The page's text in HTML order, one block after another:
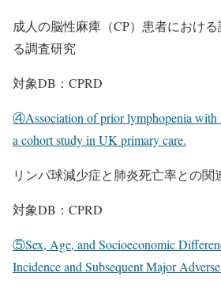
成人の脳性麻痺（CP）患者におけ
る調査研究
対象DB：CPRD
④Association of prior lymphopenia with
a cohort study in UK primary care.
リンパ球減少症と肺炎死亡率との関
対象DB：CPRD
⑤Sex, Age, and Socioeconomic
Incidence and Subsequent Major